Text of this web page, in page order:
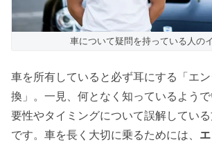
車について疑問を持っている人の
車を所有していると必ず耳にする「エ
換」。一見、何となく知っているよう
要性やタイミングについて誤解してい
です。車を長く大切に乗るためには、